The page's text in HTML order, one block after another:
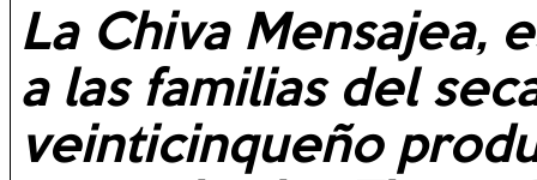
La Chiva Mensajea,
a las familias del
veinticinqueño